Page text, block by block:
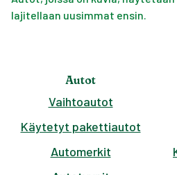
lajitellaan uusimmat ensin.
Autot
Vaihtoautot
Käytetyt pakettiautot
Automerkit